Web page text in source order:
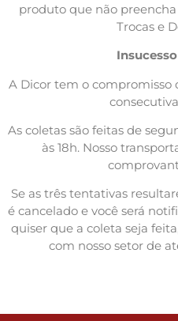
produto que não
Trocas e
A Dicor tem o compromisso
As coletas são feitas de
às 18h. Nosso
Se as três tentativas
é cancelado e você será
quiser que a coleta seja
com nosso setor de